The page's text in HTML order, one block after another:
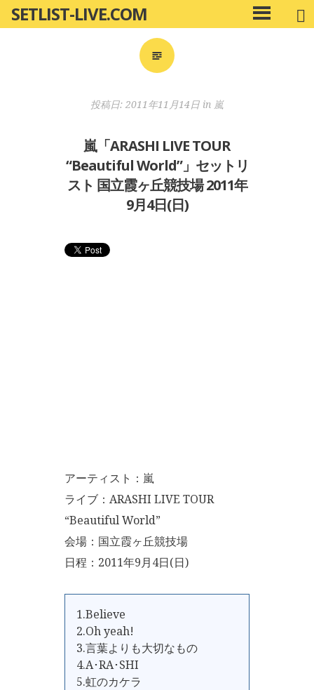
ン
SETLIST-LIVE.COM
メ
イ
投稿日: 2011年11月14日 in 嵐
嵐「ARASHI LIVE TOUR
“Beautiful World”」セットリ
スト 国立霞ヶ丘競技場 2011年
9月4日(日)
アーティスト：嵐
ライブ：ARASHI LIVE TOUR
“Beautiful World”
会場：国立霞ヶ丘競技場
日程：2011年9月4日(日)
1.Believe
2.Oh yeah!
3.言葉よりも大切なもの
4.A･RA･SHI
5.虹のカケラ